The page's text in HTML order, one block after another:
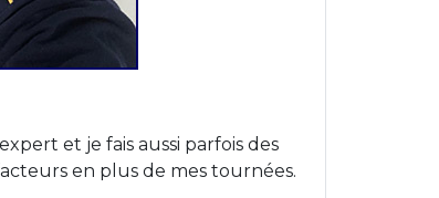
et je fais aussi parfois des
en plus de mes tournées.